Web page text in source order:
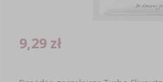
9,29 zł